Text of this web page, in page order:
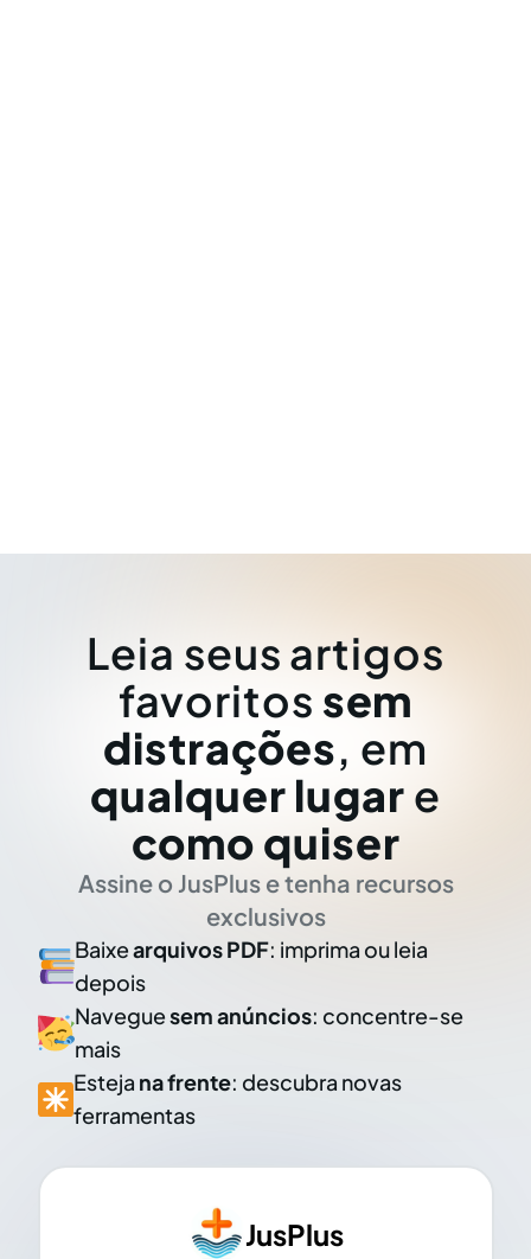
Leia seus artigos
favoritos sem
distrações, em
qualquer lugar e
como quiser
Assine o JusPlus e tenha recursos
exclusivos
Baixearquivos PDF: imprima ou leia
depois
Naveguesem anúncios: concentre-se
mais
Esteja na frente: descubra novas
ferramentas
JusPlus